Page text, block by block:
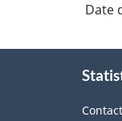
Date